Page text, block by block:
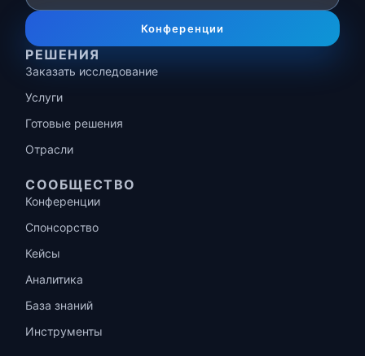
Конференции
РЕШЕНИЯ
Заказать исследование
Услуги
Готовые решения
Отрасли
СООБЩЕСТВО
Конференции
Спонсорство
Кейсы
Аналитика
База знаний
Инструменты